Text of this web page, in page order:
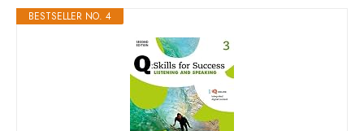
BESTSELLER NO. 4